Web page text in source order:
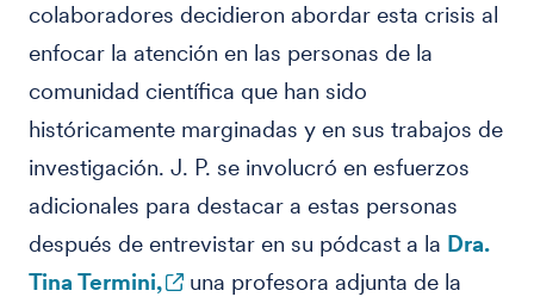
colaboradores decidieron abordar esta crisis al
enfocar la atención en las personas de la
comunidad científica que han sido
históricamente marginadas y en sus trabajos de
investigación. J. P. se involucró en esfuerzos
adicionales para destacar a estas personas
después de entrevistar en su pódcast a la Dra.
Tina Termini,
una profesora adjunta de la